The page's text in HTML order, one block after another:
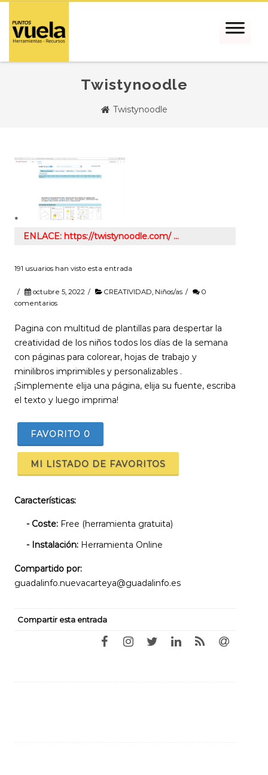
Twistynoodle
Twistynoodle
ENLACE: https://twistynoodle.com/ …
191 usuarios han visto esta entrada
/ octubre 5, 2022 / CREATIVIDAD, Niños/as /
0
comentarios
Pagina con multitud de plantillas para despertar la
creatividad de los niños todos los días de la semana
con páginas para colorear, hojas de trabajo y
minilibros imprimibles y personalizables .
¡Simplemente elija una página, elija su fuente, escriba
el texto y luego imprima!
FAVORITO 0
MI LISTADO DE FAVORITOS
Características:
- Coste: Free (herramienta gratuita)
- Instalación: Herramienta Online
Compartido por:
guadalinfo.nuevacarteya@guadalinfo.es
Compartir esta entrada